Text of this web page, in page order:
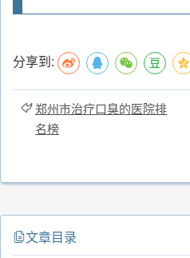
分享到:
郑州市治疗口臭的医院排
名榜
文章目录